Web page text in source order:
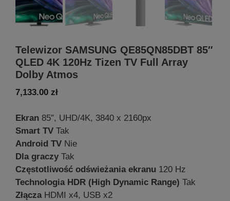
Telewizor SAMSUNG QE85QN85DBT 85″
QLED 4K 120Hz Tizen TV Full Array
Dolby Atmos
7,133.00 zł
Ekran 85″, UHD/4K, 3840 x 2160px
Smart TV Tak
Android TV Nie
Dla graczy Tak
Częstotliwość odświeżania ekranu 120 Hz
Technologia HDR (High Dynamic Range) Tak
ZłączaHDMI x4, USB x2